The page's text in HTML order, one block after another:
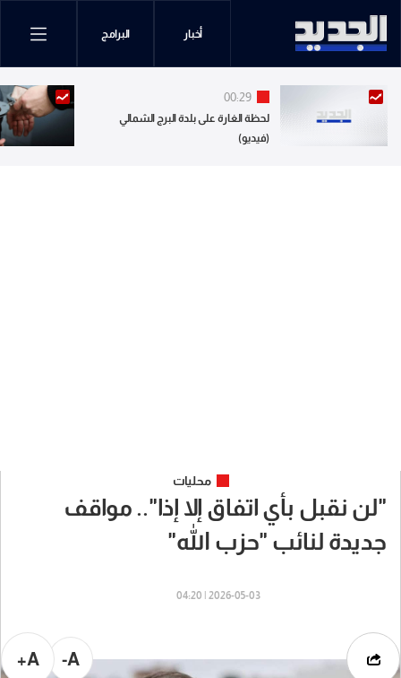
أخبار البرامج
00:29
لحظة الغارة على بلدة البرج الشمالي
(فيديو)
محليات
"لن نقبل بأي اتفاق إلا إذا".. مواقف
جديدة لنائب "حزب الله"
2026-05-03 | 04:20
A-
A+